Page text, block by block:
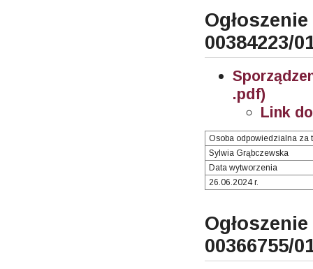
00384223/
.pdf)
Link
Osoba odpowiedzialna za
Sylwia Grąbczewska
Data wytworzenia
26.06.2024 r.
00366755/